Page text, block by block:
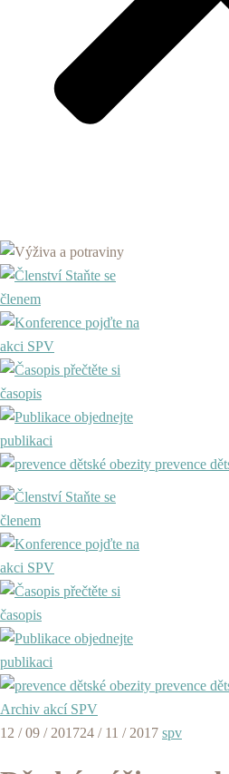
Staňte se
členem
pojďte na
akci SPV
přečtěte si
časopis
objednejte
publikaci
prevence
Staňte se
členem
pojďte na
akci SPV
přečtěte si
časopis
objednejte
publikaci
prevence
Archiv akcí SPV
12 / 09 / 201724 / 11 / 2017 spv